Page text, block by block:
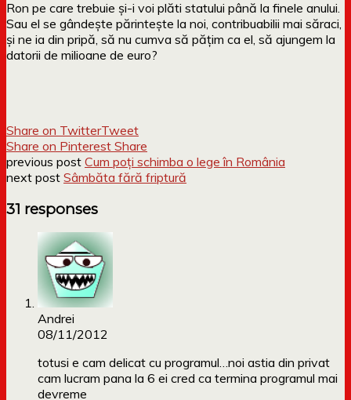
Ron pe care trebuie și-i voi plăti statului până la finele anului.
Sau el se gândește părintește la noi, contribuabilii mai săraci,
și ne ia din pripă, să nu cumva să pățim ca el, să ajungem la
datorii de milioane de euro?
Share on TwitterTweet
Share on Pinterest Share
previous post Cum poți schimba o lege în România
next post Sâmbăta fără friptură
31 responses
Andrei
08/11/2012
totusi e cam delicat cu programul…noi astia din privat
cam lucram pana la 6 ei cred ca termina programul mai
devreme